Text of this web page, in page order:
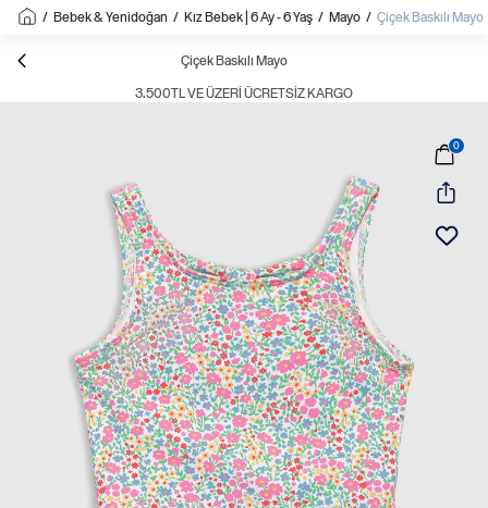
/ Bebek & Yenidoğan / Kız Bebek | 6 Ay - 6 Yaş / Mayo / Çiçek Baskılı Mayo
Çiçek Baskılı Mayo
3.500TL VE ÜZERI ÜCRETSIZ KARGO
0